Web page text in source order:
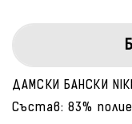
ДАМСКИ БАНСКИ
Състав: 83%